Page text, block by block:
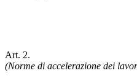
Art. 2.
(Norme di accelerazione dei